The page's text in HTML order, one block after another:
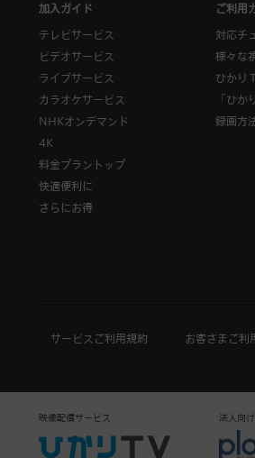
加入ガイド
テレビサービス
ビデオサービス
ライブサービス
カラオケサービス
NHKオンデマンド
4K
料金プラントップ
快適便利に
さらにお得
ご利用
対応チ
様々な
ひかり
「ひか
録画方
サービスご利用規約 お客さまご利
映像配信サービス 法人向